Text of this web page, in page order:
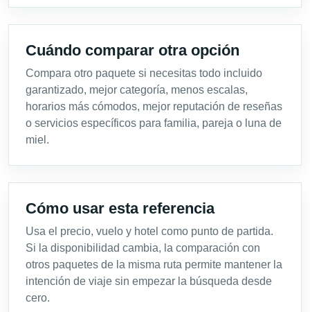
Cuándo comparar otra opción
Compara otro paquete si necesitas todo incluido
garantizado, mejor categoría, menos escalas,
horarios más cómodos, mejor reputación de reseñas
o servicios específicos para familia, pareja o luna de
miel.
Cómo usar esta referencia
Usa el precio, vuelo y hotel como punto de partida.
Si la disponibilidad cambia, la comparación con
otros paquetes de la misma ruta permite mantener la
intención de viaje sin empezar la búsqueda desde
cero.